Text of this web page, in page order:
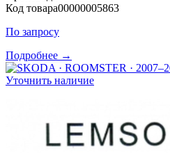
Код товара00000005863
По запросу
Подробнее →
Уточнить наличие